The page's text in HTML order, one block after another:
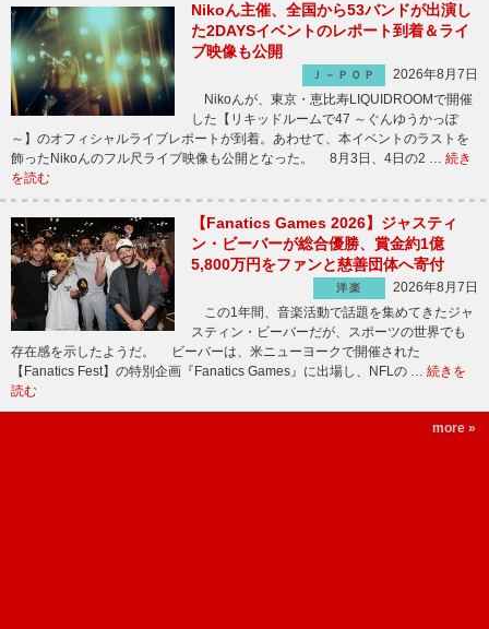
Nikoん主催、全国から53バンドが出演し
た2DAYSイベントのレポート到着＆ライ
ブ映像も公開
Ｊ－ＰＯＰ
2026年8月7日
Nikoんが、東京・恵比寿LIQUIDROOMで開催
した【リキッドルームで47 ～ぐんゆうかっぽ
～】のオフィシャルライブレポートが到着。あわせて、本イベントのラストを
飾ったNikoんのフル尺ライブ映像も公開となった。 8月3日、4日の2 … 続き
を読む
【Fanatics Games 2026】ジャスティ
ン・ビーバーが総合優勝、賞金約1億
5,800万円をファンと慈善団体へ寄付
洋楽
2026年8月7日
この1年間、音楽活動で話題を集めてきたジャ
スティン・ビーバーだが、スポーツの世界でも
存在感を示したようだ。 ビーバーは、米ニューヨークで開催された
【Fanatics Fest】の特別企画『Fanatics Games』に出場し、NFLの … 続きを
読む
more »